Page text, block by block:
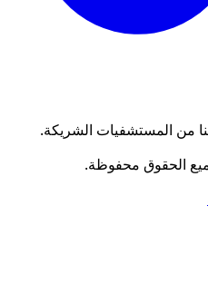
من المستشفيات الشريكة.